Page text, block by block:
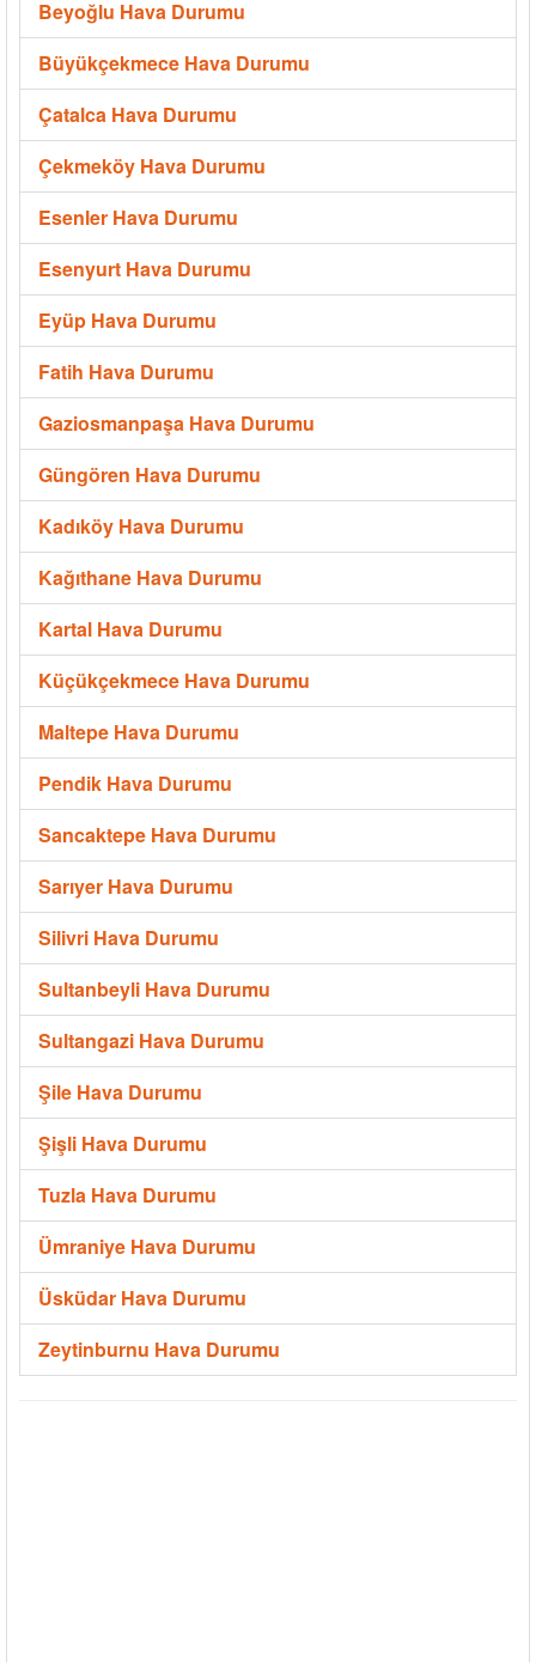
Beyoğlu Hava Durumu
Büyükçekmece Hava Durumu
Çatalca Hava Durumu
Çekmeköy Hava Durumu
Esenler Hava Durumu
Esenyurt Hava Durumu
Eyüp Hava Durumu
Fatih Hava Durumu
Gaziosmanpaşa Hava Durumu
Güngören Hava Durumu
Kadıköy Hava Durumu
Kağıthane Hava Durumu
Kartal Hava Durumu
Küçükçekmece Hava Durumu
Maltepe Hava Durumu
Pendik Hava Durumu
Sancaktepe Hava Durumu
Sarıyer Hava Durumu
Silivri Hava Durumu
Sultanbeyli Hava Durumu
Sultangazi Hava Durumu
Şile Hava Durumu
Şişli Hava Durumu
Tuzla Hava Durumu
Ümraniye Hava Durumu
Üsküdar Hava Durumu
Zeytinburnu Hava Durumu